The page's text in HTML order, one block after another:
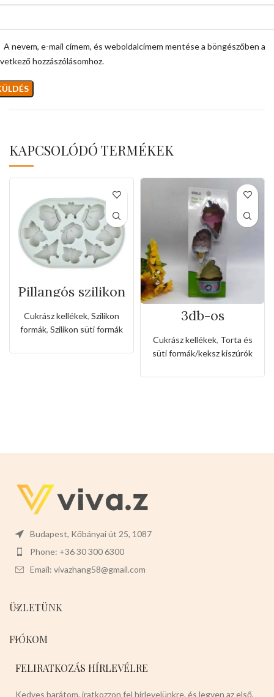
A nevem, e-mail címem, és weboldalcímem mentése a böngészőben a
hozzászólásomhoz.
KAPCSOLÓDÓ TERMÉKEK
Pillangós szilikon
forma
Cukrász kellékek, Szilikon
formák, Szilikon süti formák
3db-os
kiszúró készlet
fagyi és muffin
alakkal
Cukrász kellékek, Torta és
süti formák/keksz kiszúrók
Budapest, Kőbányai út 25, 1087
Phone: +36 30 300 6300
Email: vivazhang58@gmail.com
ÜZLETÜNK
FIÓKOM
FELIRATKOZÁS HÍRLEVÉLRE
Kedves barátom, iratkozzon fel hírlevelünkre, és legyen az első,